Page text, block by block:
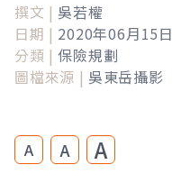
撰文 | 吳若權
日期 | 2020年06月15日
分類 | 保險規劃
圖檔來源 | 吳東岳攝影
A A A